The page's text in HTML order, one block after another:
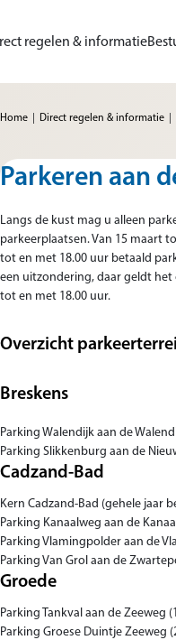
regelen & informatie
Home Direct regelen & informatie
Parkeren aan
Langs de kust mag u alleen
parkeerplaatsen. Van 15 maart
tot en met 18.00 uur betaald
een uitzondering, daar geldt het
tot en met 18.00 uur.
Overzicht
Breskens
Parking Walendijk aan de
Parking Slikkenburg aan de
Cadzand-Bad
Kern Cadzand-Bad (gehele jaar
Parking Kanaalweg aan de
Parking Vlamingpolder aan de
Parking Van Grol aan de
Groede
Parking Tankval aan de Zeeweg
Parking Groese Duintje Zeeweg